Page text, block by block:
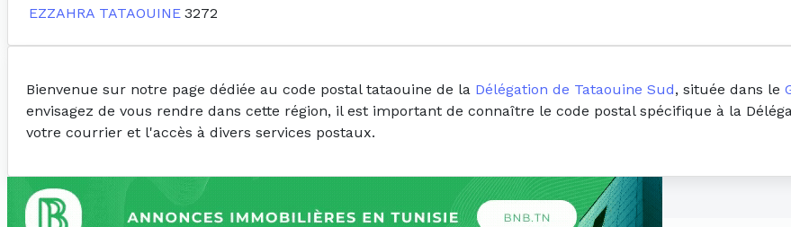
EZZAHRA TATAOUINE 3272
Bienvenue sur notre page dédiée au code postal tataouine de la Délégation de Tataouine Sud, située dans le
envisagez de vous rendre dans cette région, il est important de connaître le code postal spécifique à la
votre courrier et l'accès à divers services postaux.